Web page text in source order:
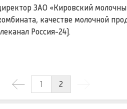
ЗАО «Кировский
качестве молочной
Россия-24).
1 2